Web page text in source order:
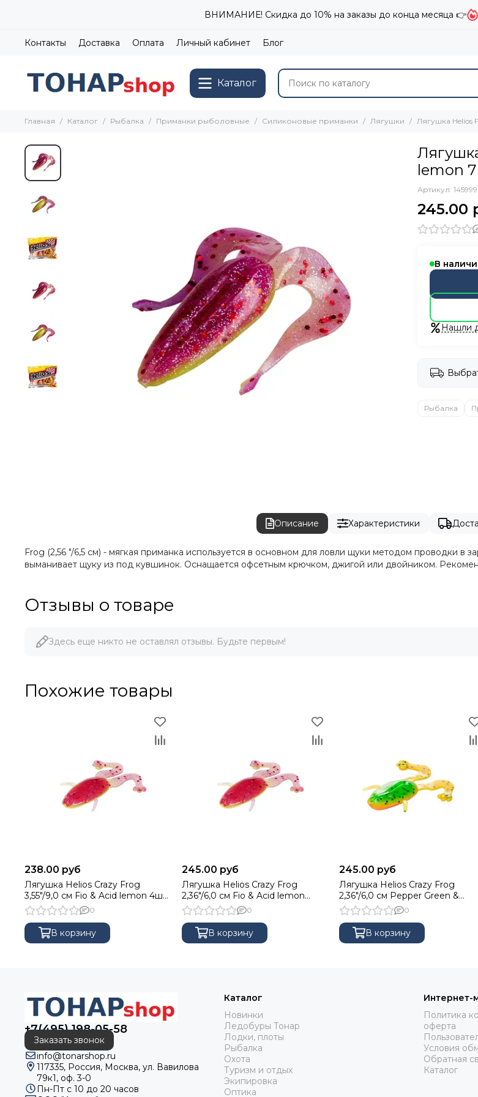
ВНИМАНИЕ! Скидка до 10% на заказы до конца месяца 👉
Контакты Доставка Оплата Личный кабинет Блог
Каталог
Главная Каталог Рыбалка Приманки рыболовные Силиконовые приманки Лягушки Лягушка Helios
lemon
Артикул: 145999
245.00
В
Нашли
Рыбалка
Описание Характеристики
Frog (2,56 "/6,5 см) - мягкая приманка используется в основном для ловли щуки методом проводки
выманивает щуку из под кувшинок. Оснащается офсетным крючком, джигой или двойником.
Отзывы о товаре
Здесь еще никто не оставлял отзывы. Будьте первым!
Похожие товары
238.00 руб
Лягушка Helios Crazy Frog
3,55"/9,0 см Fio & Acid lemon 4шт.
(HS-23-027)
0
В корзину
245.00 руб
Лягушка Helios Crazy Frog
2,36"/6,0 см Fio & Acid lemon
10шт. (HS-22-027)
0
В корзину
245.00 руб
Лягушка Helios Crazy Frog
2,36"/6,0 см Pepper Green &
Orange 10шт. (HS-22-018)
0
В корзину
+7(495) 198-05-58
Заказать звонок
info@tonarshop.ru
117335, Россия, Москва, ул. Вавилова
79к1, оф. 3-0
Пн-Пт с 10 до 20 часов
Каталог
Новинки
Ледобуры Тонар
Лодки, плоты
Рыбалка
Охота
Туризм и отдых
Экипировка
Оптика
Интернет-
Политика
оферта
Условия
Обратная
Каталог